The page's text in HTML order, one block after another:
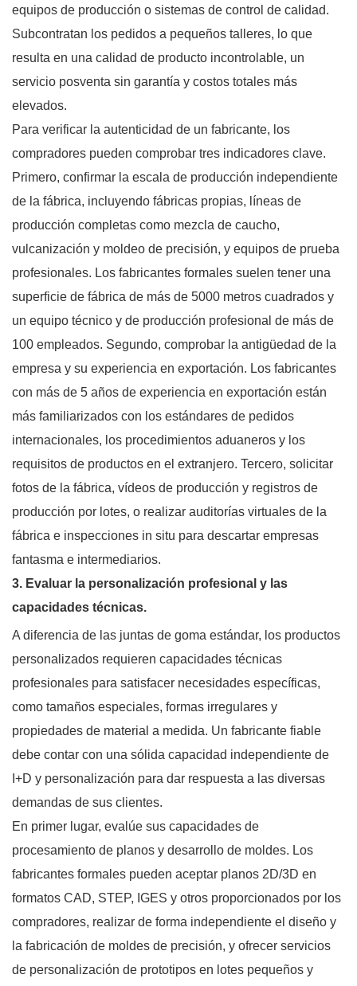
equipos de producción o sistemas de control de calidad.
Subcontratan los pedidos a pequeños talleres, lo que
resulta en una calidad de producto incontrolable, un
servicio posventa sin garantía y costos totales más
elevados.
Para verificar la autenticidad de un fabricante, los
compradores pueden comprobar tres indicadores clave.
Primero, confirmar la escala de producción independiente
de la fábrica, incluyendo fábricas propias, líneas de
producción completas como mezcla de caucho,
vulcanización y moldeo de precisión, y equipos de prueba
profesionales. Los fabricantes formales suelen tener una
superficie de fábrica de más de 5000 metros cuadrados y
un equipo técnico y de producción profesional de más de
100 empleados. Segundo, comprobar la antigüedad de la
empresa y su experiencia en exportación. Los fabricantes
con más de 5 años de experiencia en exportación están
más familiarizados con los estándares de pedidos
internacionales, los procedimientos aduaneros y los
requisitos de productos en el extranjero. Tercero, solicitar
fotos de la fábrica, vídeos de producción y registros de
producción por lotes, o realizar auditorías virtuales de la
fábrica e inspecciones in situ para descartar empresas
fantasma e intermediarios.
3. Evaluar la personalización profesional y las
capacidades técnicas.
A diferencia de las juntas de goma estándar, los productos
personalizados requieren capacidades técnicas
profesionales para satisfacer necesidades específicas,
como tamaños especiales, formas irregulares y
propiedades de material a medida. Un fabricante fiable
debe contar con una sólida capacidad independiente de
I+D y personalización para dar respuesta a las diversas
demandas de sus clientes.
En primer lugar, evalúe sus capacidades de
procesamiento de planos y desarrollo de moldes. Los
fabricantes formales pueden aceptar planos 2D/3D en
formatos CAD, STEP, IGES y otros proporcionados por los
compradores, realizar de forma independiente el diseño y
la fabricación de moldes de precisión, y ofrecer servicios
de personalización de prototipos en lotes pequeños y